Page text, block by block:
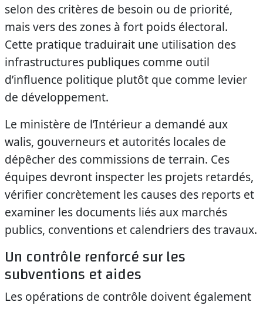
selon des critères de besoin ou de priorité,
mais vers des zones à fort poids électoral.
Cette pratique traduirait une utilisation des
infrastructures publiques comme outil
d’influence politique plutôt que comme levier
de développement.
Le ministère de l’Intérieur a demandé aux
walis, gouverneurs et autorités locales de
dépêcher des commissions de terrain. Ces
équipes devront inspecter les projets retardés,
vérifier concrètement les causes des reports et
examiner les documents liés aux marchés
publics, conventions et calendriers des travaux.
Un contrôle renforcé sur les
subventions et aides
Les opérations de contrôle doivent également